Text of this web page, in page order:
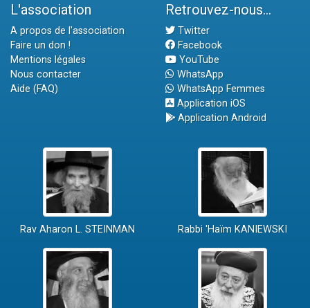
L'association
A propos de l'association
Faire un don !
Mentions légales
Nous contacter
Aide (FAQ)
Retrouvez-nous...
Twitter
Facebook
YouTube
WhatsApp
WhatsApp Femmes
Application iOS
Application Android
Rav Aharon L. STEINMAN Rabbi 'Haïm KANIEWSKI